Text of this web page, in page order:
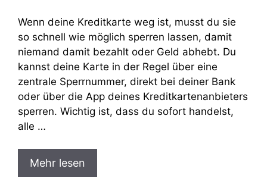
Wenn deine Kreditkarte weg ist, musst du sie
so schnell wie möglich sperren lassen, damit
niemand damit bezahlt oder Geld abhebt. Du
kannst deine Karte in der Regel über eine
zentrale Sperrnummer, direkt bei deiner Bank
oder über die App deines Kreditkartenanbieters
sperren. Wichtig ist, dass du sofort handelst,
alle …
Mehr lesen